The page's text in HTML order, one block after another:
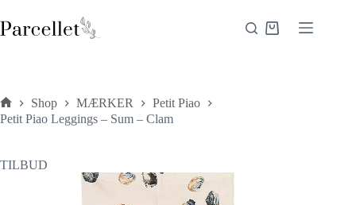
til
indhold
Indkøbskurv
Forside
Shop MÆRKER
Petit Piao
Petit Piao Leggings – Sum – Clam
TILBUD